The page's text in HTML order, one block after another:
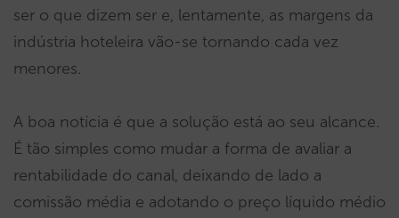
ser o que dizem ser e, lentamente, as margens da
indústria hoteleira vão-se tornando cada vez
menores.
A boa notícia é que a solução está ao seu alcance.
É tão simples como mudar a forma de avaliar a
rentabilidade do canal, deixando de lado a
comissão média e adotando o preço líquido médio